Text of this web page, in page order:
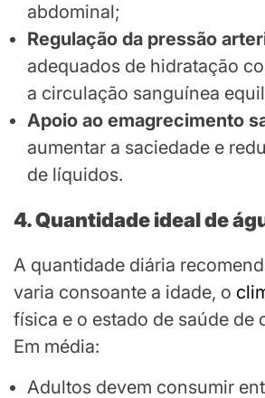
abdominal;
Regulação da pressão
adequados de hidratação
a circulação sanguínea
Apoio ao emagrecimento
aumentar a saciedade e
de líquidos.
4. Quantidade ideal de
A quantidade diária
varia consoante a idade, o
física e o estado de saúde de
Em média:
Adultos devem consumir